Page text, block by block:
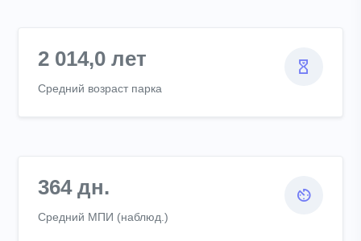
2 014,0 лет
Средний возраст парка
364 дн.
Средний МПИ (наблюд.)